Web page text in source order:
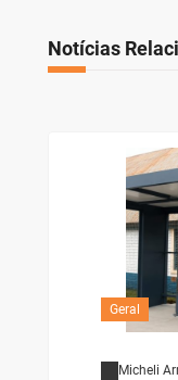
Notícias
Geral
Micheli